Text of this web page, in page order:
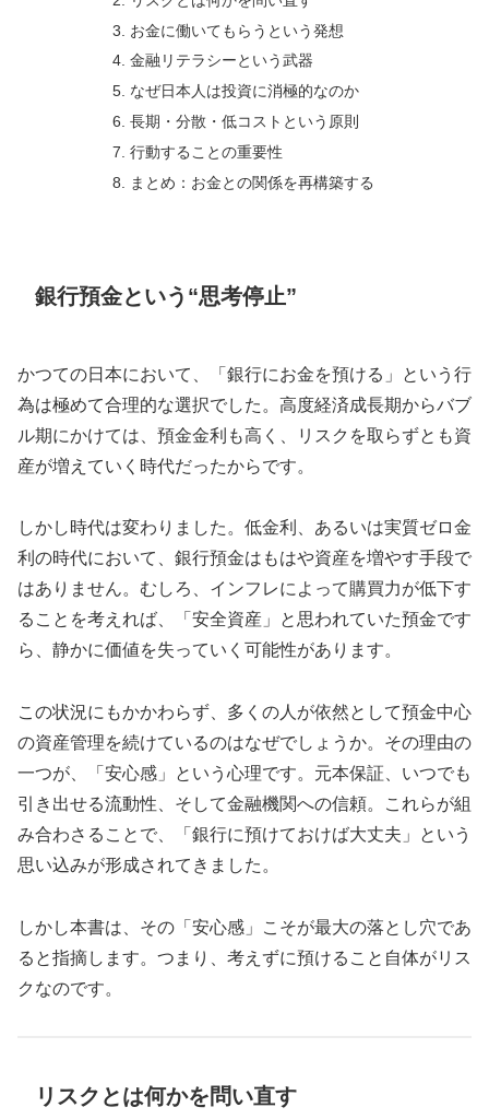
お金に働いてもらうという発想
金融リテラシーという武器
なぜ日本人は投資に消極的なのか
長期・分散・低コストという原則
行動することの重要性
まとめ：お金との関係を再構築する
銀行預金という“思考停止”
かつての日本において、「銀行にお金を預ける」という行
為は極めて合理的な選択でした。高度経済成長期からバブ
ル期にかけては、預金金利も高く、リスクを取らずとも資
産が増えていく時代だったからです。
しかし時代は変わりました。低金利、あるいは実質ゼロ金
利の時代において、銀行預金はもはや資産を増やす手段で
はありません。むしろ、インフレによって購買力が低下す
ることを考えれば、「安全資産」と思われていた預金です
ら、静かに価値を失っていく可能性があります。
この状況にもかかわらず、多くの人が依然として預金中心
の資産管理を続けているのはなぜでしょうか。その理由の
一つが、「安心感」という心理です。元本保証、いつでも
引き出せる流動性、そして金融機関への信頼。これらが組
み合わさることで、「銀行に預けておけば大丈夫」という
思い込みが形成されてきました。
しかし本書は、その「安心感」こそが最大の落とし穴であ
ると指摘します。つまり、考えずに預けること自体がリス
クなのです。
リスクとは何かを問い直す